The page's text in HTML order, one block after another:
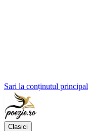
Sari la conținutul principal
Clasici